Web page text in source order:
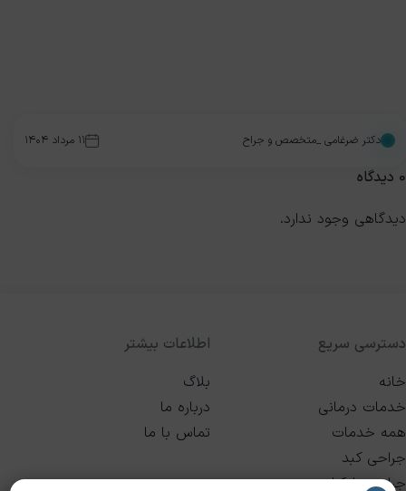
دکتر ضرغامی _متخصص و جراح ۱۱ مرداد ۱۴۰۴
0 دیدگاه
دیدگاهی وجود ندارد.
دسترسی سریع
خانه
خدمات درمانی
همه خدمات
جراحی کبد
جراحی پانکراس
اطلاعات بیشتر
بلاگ
درباره ما
تماس با ما